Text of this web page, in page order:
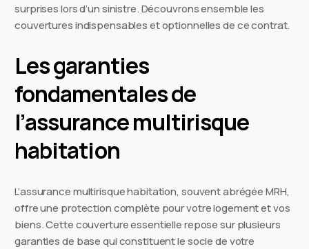
surprises lors d’un sinistre. Découvrons ensemble les
couvertures indispensables et optionnelles de ce contrat.
Les garanties
fondamentales de
l’assurance multirisque
habitation
L’assurance multirisque habitation, souvent abrégée MRH,
offre une protection complète pour votre logement et vos
biens. Cette couverture essentielle repose sur plusieurs
garanties de base qui constituent le socle de votre